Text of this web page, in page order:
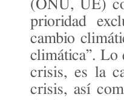
(ONU, UE)
prioridad
cambio
climática”. Lo
crisis, es la
crisis, así